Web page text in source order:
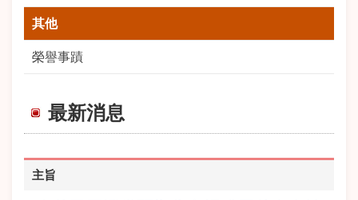
其他
榮譽事蹟
最新消息
主旨